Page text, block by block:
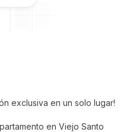
exclusiva en un solo lugar!
en Viejo Santo